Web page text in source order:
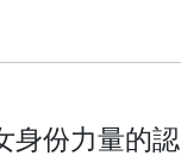
身份力量的認